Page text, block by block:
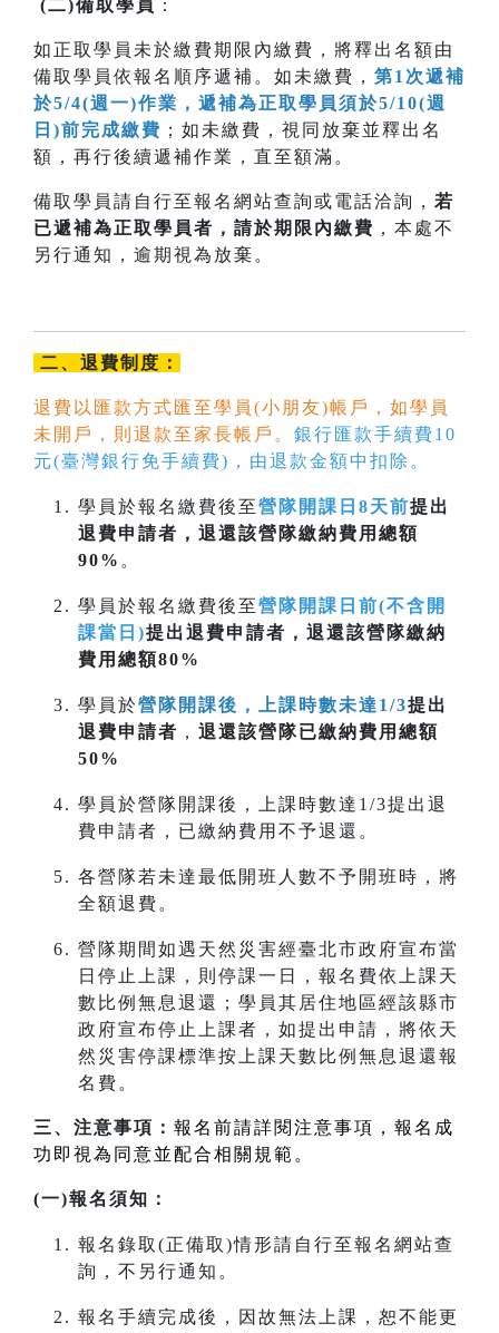
(二)備取學員 ：
如正取學員未於繳費期限內繳費，將釋出名額由
備取學員依報名順序遞補。如未繳費， 第1次遞補
於5/4(週一)作業，遞補為正取學員須於5/10(週
日)前完成繳費 ；如未繳費，視同放棄並釋出名
額，再行後續遞補作業，直至額滿。
備取學員請自行至報名網站查詢或電話洽詢， 若
已遞補為正取學員者，請於期限內繳費 ，本處不
另行通知，逾期視為放棄。
二、退費制度：
退費以匯款方式匯至學員(小朋友)帳戶，如學員
未開戶，則退款至家長帳戶。 銀行匯款手續費10
元(臺灣銀行免手續費)，由退款金額中扣除。
學員於報名繳費後至 營隊開課日8天前提出
退費申請者，退還該營隊繳納費用總額
90% 。
學員於報名繳費後至 營隊開課日前(不含開
課當日)提出退費申請者，退還該營隊繳納
費用總額80%
學員於營隊開課後，上課時數未達1/3提出
退費申請者 ， 退還該營隊已繳納費用總額
50%
學員於營隊開課後，上課時數達1/3提出退
費申請者，已繳納費用不予退還。
各營隊若未達最低開班人數不予開班時，將
全額退費。
營隊期間如遇天然災害經臺北市政府宣布當
日停止上課，則停課一日，報名費依上課天
數比例無息退還；學員其居住地區經該縣市
政府宣布停止上課者，如提出申請，將依天
然災害停課標準按上課天數比例無息退還報
名費。
三、注意事項： 報名前請詳閱注意事項，報名成
功即視為同意並配合相關規範。
(一)報名須知：
報名錄取(正備取)情形請自行至報名網站查
詢，不另行通知。
報名手續完成後，因故無法上課，恕不能更